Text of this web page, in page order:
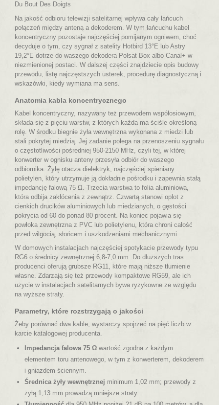
Du Bout Des Doigts
Na jakość odbioru telewizji satelitarnej wpływa cały łańcuch
połączeń między anteną a dekoderem. W tym łańcuchu kabel
koncentryczny pozostaje najczęściej pomijanym ogniwem, choć
decyduje o tym, czy sygnał z satelity Hotbird 13°E lub Astry
19,2°E dotrze do waszego dekodera Polsat Box albo Canal+ w
niezmienionej postaci. W dalszej części znajdziecie opis budowy
przewodu, listę najczęstszych usterek, procedurę diagnostyczną i
wskazówki, kiedy wymiana ma sens.
Anatomia kabla koncentrycznego
Kabel koncentryczny, nazywany też przewodem współosiowym,
składa się z pięciu warstw, z których każda ma ściśle określoną
rolę. W środku biegnie żyła wewnętrzna wykonana z miedzi lub
stali pokrytej miedzią. Jej zadanie polega na przenoszeniu sygnału
o częstotliwości pośredniej 950-2150 MHz, czyli tej, w której
konwerter w ognisku anteny przesyła odbiór do waszego
odbiornika. Żyłę otacza dielektryk, najczęściej spieniany
polietylen, który utrzymuje ją dokładnie pośrodku i zapewnia stałą
impedancję falową 75 Ω. Trzecia warstwa to folia aluminiowa,
która odbija zakłócenia z zewnątrz. Czwartą stanowi oplot z
cienkich drucików aluminiowych lub miedzianych, o gęstości
pokrycia od 60 do ponad 80 procent. Na koniec pojawia się
powłoka zewnętrzna z PVC lub polietylenu, która chroni całość
przed wilgocią, słońcem i uszkodzeniami mechanicznymi.
W domowych instalacjach najczęściej spotykacie przewody typu
RG6 o średnicy zewnętrznej 6,8-7,0 mm. Do dłuższych tras
producenci oferują grubsze RG11, które mają niższe tłumienie
własne. Zdarzają się też przewody kompaktowe RG59, ale ich
użycie w instalacjach satelitarnych bywa ryzykowne ze względu
na wyższe straty.
Parametry, które rozstrzygają o jakości
Żeby porównać dwa kable, wystarczy spojrzeć na pięć liczb w
karcie katalogowej producenta.
Impedancja falowa 75 Ω wartość zgodna z każdym
elementem toru antenowego, w tym z konwerterem, dekoderem
i gniazdem ściennym.
Średnica żyły wewnętrznej minimum 1,02 mm; przewody z
żyłą 1,13 mm prowadzą mniejsze straty.